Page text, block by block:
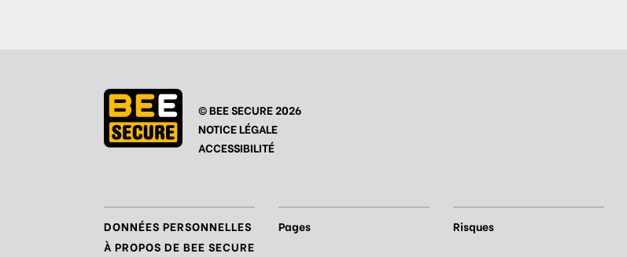
© BEE SECURE 2026
NOTICE LÉGALE
ACCESSIBILITÉ
DONNÉES PERSONNELLES
À PROPOS DE BEE SECURE
Pages Risques